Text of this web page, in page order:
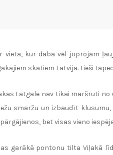
vieta, kur daba vēl joprojām
skatiem Latvijā. Tieši
Latgalē nav tikai maršruti
smaržu un izbaudīt
bet visas vieno
garākā pontonu tilta Viļakā